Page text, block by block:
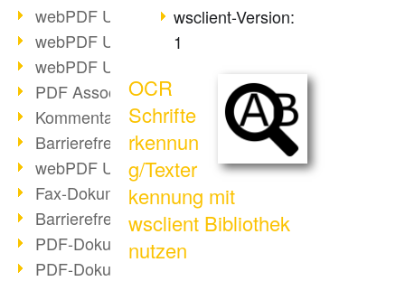
webPDF Update 8.0.0.2376
webPDF Update 8.0.0.2374
webPDF Update 8.0.0.2372
PDF Association 2021 Entwicklungen
Kommentare im PDF einfügen
Barrierefreie PDF-Dokumente (3/3)
webPDF Update 8.0.0.2338
Fax-Dokumente in Workflow
Barrierefreie PDF-Dokumente (2/3)
PDF-Dokumente mit OCR optimieren
PDF-Dokumente barrierefrei?
wsclient-Version:
1
OCR
Schrifte
rkennun
g/Texter
kennung mit
wsclient Bibliothek
nutzen